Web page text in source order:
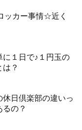
ッカー事情☆近く
１日で♪１円玉の
？
日倶楽部の違いっ
の？